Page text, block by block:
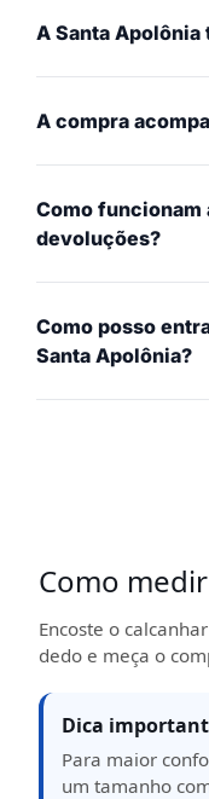
A Santa
A compra
Como funcionam
devoluções?
Como posso
Santa Apolônia?
Como
Encoste o
dedo e meça o
Dica
Para maior
um tamanho